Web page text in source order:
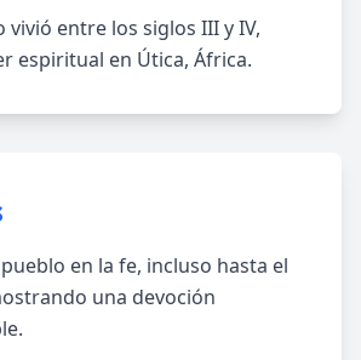
vivió entre los siglos III y IV,
espiritual en Útica, África.
en la fe, incluso hasta el
una devoción